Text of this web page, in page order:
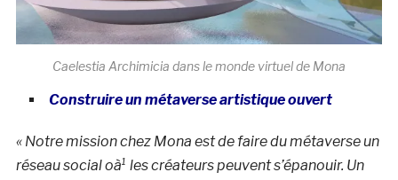
Caelestia Archimicia dans le monde virtuel de Mona
Construire un métaverse artistique ouvert
« Notre mission chez Mona est de faire du métaverse un
réseau social oà¹ les créateurs peuvent s’épanouir. Un